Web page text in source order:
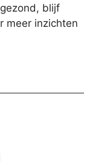
blijf
meer inzichten